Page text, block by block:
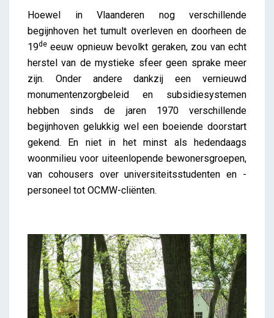
Hoewel in Vlaanderen nog verschillende
begijnhoven het tumult overleven en doorheen de
19de eeuw opnieuw bevolkt geraken, zou van echt
herstel van de mystieke sfeer geen sprake meer
zijn. Onder andere dankzij een vernieuwd
monumentenzorgbeleid en subsidiesystemen
hebben sinds de jaren 1970 verschillende
begijnhoven gelukkig wel een boeiende doorstart
gekend. En niet in het minst als hedendaags
woonmilieu voor uiteenlopende bewonersgroepen,
van cohousers over universiteitsstudenten en -
personeel tot OCMW-cliënten.